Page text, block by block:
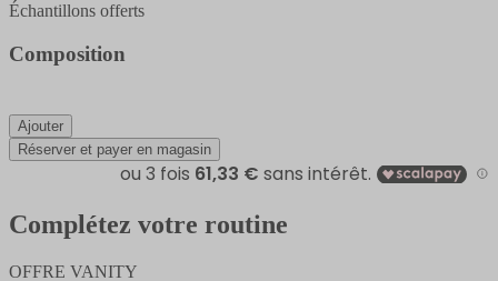
Échantillons offerts
Composition
Ajouter
Réserver et payer en magasin
Complétez votre routine
OFFRE VANITY